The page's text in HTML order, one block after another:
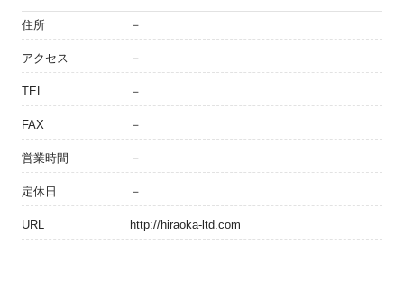
住所 －
アクセス －
TEL －
FAX －
営業時間 －
定休日 －
URL http://hiraoka-ltd.com